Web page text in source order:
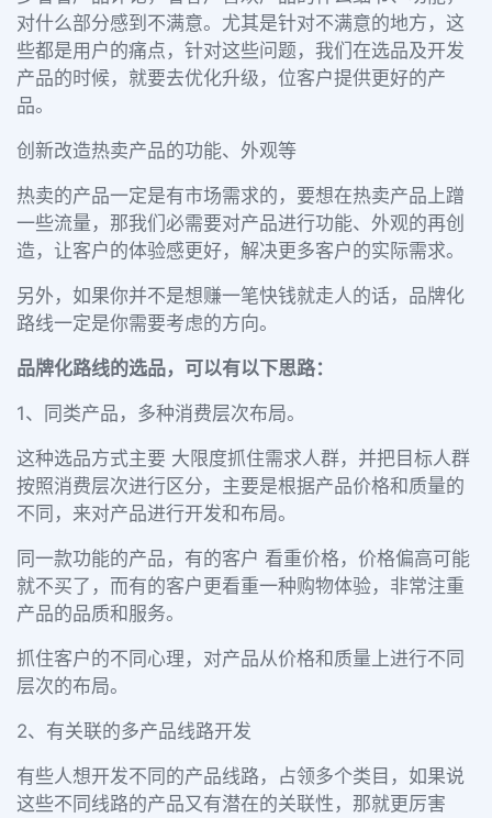
对什么部分感到不满意。尤其是针对不满意的地方，这
些都是用户的痛点，针对这些问题，我们在选品及开发
产品的时候，就要去优化升级，位客户提供更好的产
品。
创新改造热卖产品的功能、外观等
热卖的产品一定是有市场需求的，要想在热卖产品上蹭
一些流量，那我们必需要对产品进行功能、外观的再创
造，让客户的体验感更好，解决更多客户的实际需求。
另外，如果你并不是想赚一笔快钱就走人的话，品牌化
路线一定是你需要考虑的方向。
品牌化路线的选品，可以有以下思路：
1、同类产品，多种消费层次布局。
这种选品方式主要 大限度抓住需求人群，并把目标人群
按照消费层次进行区分，主要是根据产品价格和质量的
不同，来对产品进行开发和布局。
同一款功能的产品，有的客户 看重价格，价格偏高可能
就不买了，而有的客户更看重一种购物体验，非常注重
产品的品质和服务。
抓住客户的不同心理，对产品从价格和质量上进行不同
层次的布局。
2、有关联的多产品线路开发
有些人想开发不同的产品线路，占领多个类目，如果说
这些不同线路的产品又有潜在的关联性，那就更厉害